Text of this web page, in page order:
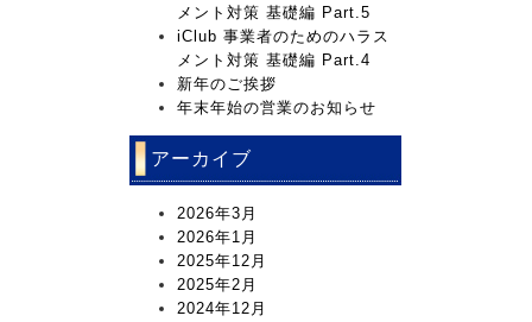
メント対策 基礎編 Part.5
iClub 事業者のためのハラス
メント対策 基礎編 Part.4
新年のご挨拶
年末年始の営業のお知らせ
アーカイブ
2026年3月
2026年1月
2025年12月
2025年2月
2024年12月